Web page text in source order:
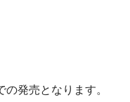
発売となります。